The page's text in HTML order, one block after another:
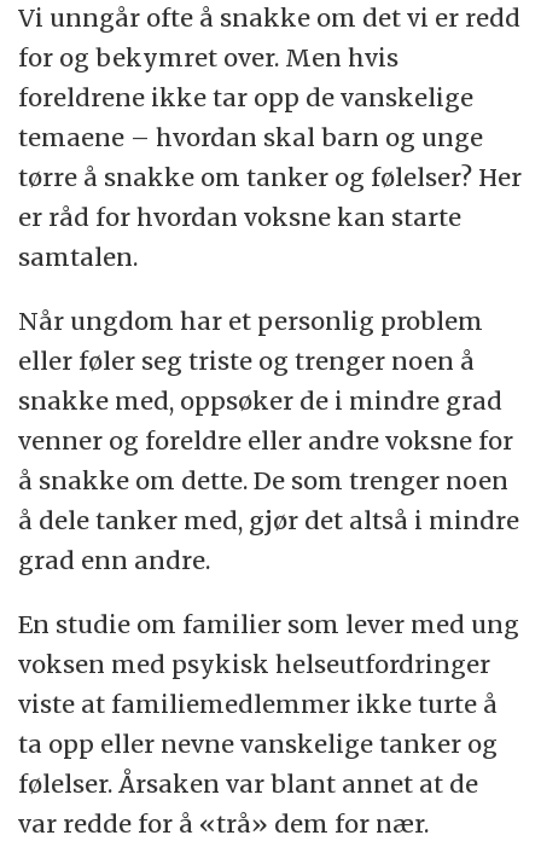
Vi unngår ofte å snakke om det vi er redd
for og bekymret over. Men hvis
foreldrene ikke tar opp de vanskelige
temaene – hvordan skal barn og unge
tørre å snakke om tanker og følelser? Her
er råd for hvordan voksne kan starte
samtalen.
Når ungdom har et personlig problem
eller føler seg triste og trenger noen å
snakke med, oppsøker de i mindre grad
venner og foreldre eller andre voksne for
å snakke om dette. De som trenger noen
å dele tanker med, gjør det altså i mindre
grad enn andre.
En studie om familier som lever med ung
voksen med psykisk helseutfordringer
viste at familiemedlemmer ikke turte å
ta opp eller nevne vanskelige tanker og
følelser. Årsaken var blant annet at de
var redde for å «trå» dem for nær.